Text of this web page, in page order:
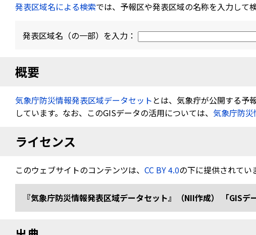
発表区域名による検索では、予報区や発表区域の名称を入力して
発表区域名（の一部）を入力：
概要
気象庁防災情報発表区域データセット とは、気象疔が公開する予
しています。なお、このGISデータの活用については、 気象庁防災
ライセンス
このウェブサイトのコンテンツは、 CC BY 4.0の下に提供されてい
『気象庁防災情報発表区域データセット』（NII作成） 「GIS